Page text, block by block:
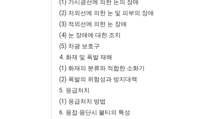
(1) 가시광선에 의한 눈의 장애
(2) 자외선에 의한 눈 및 피부의 장애
(3) 적외선에 의한 눈 장애
(4) 눈 장애에 대한 조치
(5) 차광 보호구
4. 화재 및 폭발 재해
(1) 화재의 분류와 적합한 소화기
(2) 폭발의 위험성과 방지대책
5. 응급처치
(1) 응급처치 방법
6. 용접·용단시 불티의 특성